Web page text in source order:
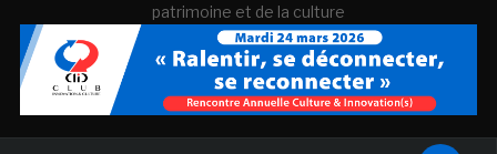
patrimoine et de la culture